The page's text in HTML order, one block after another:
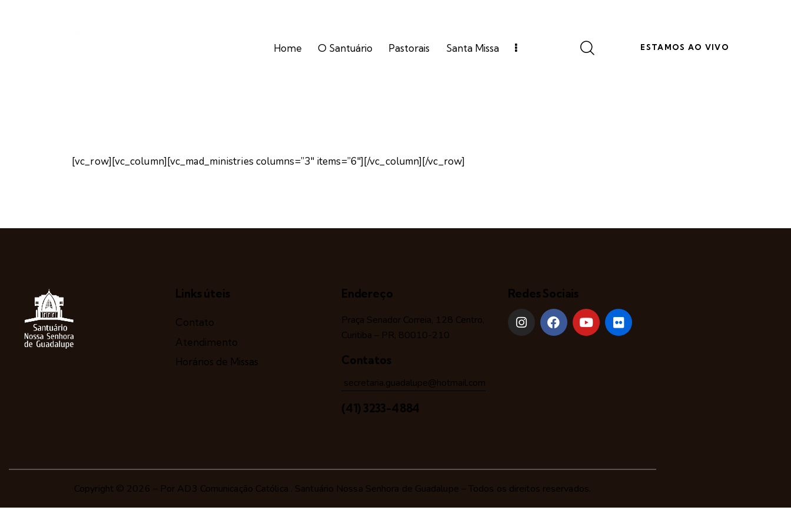
Home O Santuário Pastorais Santa Missa ESTAMOS AO VIVO
[vc_row][vc_column][vc_mad_ministries columns=”3″ items=”6″][/vc_column][/vc_row]
Links úteis
Contato
Atendimento
Horários de Missas
Endereço
Praça Senador Correia, 128 Centro,
Curitiba – PR, 80010-210
Contatos
secretaria.guadalupe@hotmail.com
(41) 3233-4884
Redes Sociais
Copyright © 2026 – Por AD3 Comunicação Católica . Santuário Nossa Senhora de Guadalupe – Todos os direitos reservados.